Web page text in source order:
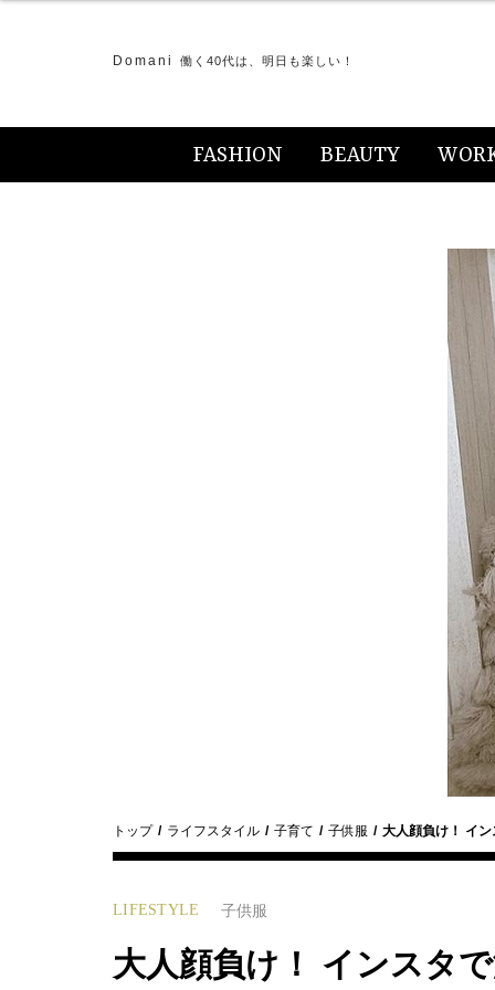
Domani 働く40代は、明日も楽しい！
FASHION BEAUTY
トップ ライフスタイル 子育て 子供服 大人顔負け！ イ
LIFESTYLE 子供服
大人顔負け！ インスタ